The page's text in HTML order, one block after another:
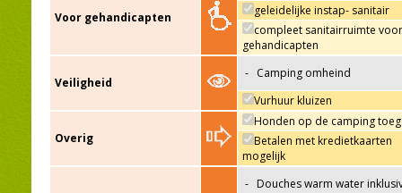
Voor gehandicapten
geleidelijke instap- sanitair
compleet sanitairruimte voor
gehandicapten
Veiligheid
- Camping omheind
Vurhuur kluizen
Overig
Honden op de camping
Betalen met kredietkaarten
mogelijk
- Douches warm water